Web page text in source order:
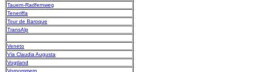
Tauern-Radfernweg
Teneriffa
Tour de Baroque
TransAlp
Veneto
Via Claudia Augusta
Vogtland
Vorpommern